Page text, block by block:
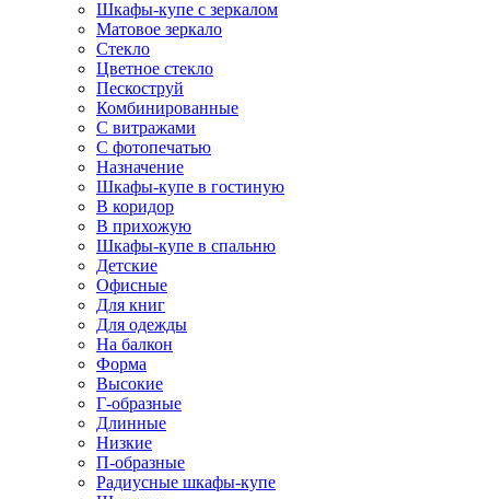
Шкафы-купе с зеркалом
Матовое зеркало
Стекло
Цветное стекло
Пескоструй
Комбинированные
С витражами
С фотопечатью
Назначение
Шкафы-купе в гостиную
В коридор
В прихожую
Шкафы-купе в спальню
Детские
Офисные
Для книг
Для одежды
На балкон
Форма
Высокие
Г-образные
Длинные
Низкие
П-образные
Радиусные шкафы-купе